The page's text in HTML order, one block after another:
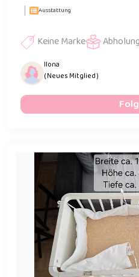
Ausstattung
Keine Marke Abholung
Ilona
( Neues Mitglied )